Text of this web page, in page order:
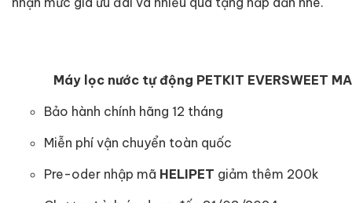
Máy lọc nước tự động PETKIT EVERSWEET
Bảo hành chính hãng 12 tháng
Miễn phí vận chuyển toàn quốc
Pre-oder nhập mã HELIPET giảm thêm 200k